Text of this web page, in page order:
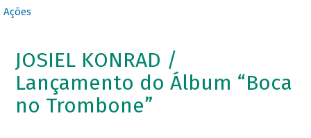
Ações
JOSIEL KONRAD /
Lançamento do Álbum “Boca
no Trombone”